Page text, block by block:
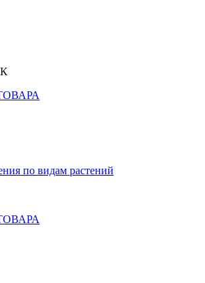
по видам растений